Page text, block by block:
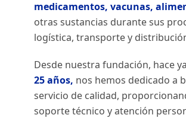
medicamentos, vacunas,
otras sustancias durante sus
logística, transporte y
Desde nuestra fundación, hace
25 años, nos hemos dedicado a
servicio de calidad,
soporte técnico y atención